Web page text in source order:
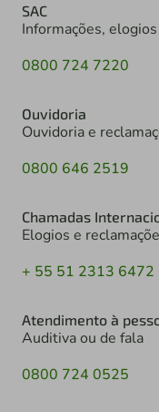
SAC
Informações,
0800 724 7220
Ouvidoria
Ouvidoria e
0800 646 2519
Chamadas
Elogios e
+ 55 51 2313 6472
Atendimento à
Auditiva ou de fala
0800 724 0525